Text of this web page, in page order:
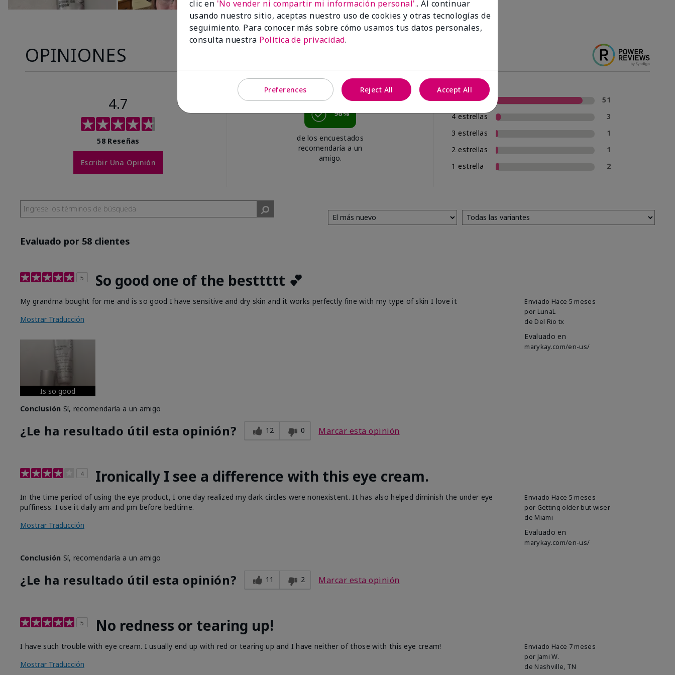
OPINIONES
4.7
58 Reseñas
Escribir Una Opinión
96%
de los encuestados
recomendaría a un
amigo.
5 estrellas
51
4 estrellas
3
3 estrellas
1
2 estrellas
1
1 estrella
2
Evaluado por 58 clientes
5 So good one of the besttttt 💕
Enviado Hace 5 meses
por LunaL
de Del Rio tx
Evaluado en
marykay.com/en-us/
My grandma bought for me and is so good I have sensitive and dry skin and it works perfectly fine with my type of skin I love it
Mostrar Traducción
Is so good
Conclusión Sí, recomendaría a un amigo
¿Le ha resultado útil esta opinión? 12 0 Marcar esta opinión
4 Ironically I see a difference with this eye cream.
Enviado Hace 5 meses
por Getting older but wiser
de Miami
Evaluado en
marykay.com/en-us/
In the time period of using the eye product, I one day realized my dark circles were nonexistent. It has also helped diminish the under eye
puffiness. I use it daily am and pm before bedtime.
Mostrar Traducción
Conclusión Sí, recomendaría a un amigo
¿Le ha resultado útil esta opinión? 11 2 Marcar esta opinión
5 No redness or tearing up!
Enviado Hace 7 meses
por Jami W.
de Nashville, TN
I have such trouble with eye cream. I usually end up with red or tearing up and I have neither of those with this eye cream!
Mostrar Traducción
clic en 'No vender ni compartir mi información personal'.. Al continuar
usando nuestro sitio, aceptas nuestro uso de cookies y otras tecnologías de
seguimiento. Para conocer más sobre cómo usamos tus datos personales,
consulta nuestra Política de privacidad.
Preferences Reject All Accept All